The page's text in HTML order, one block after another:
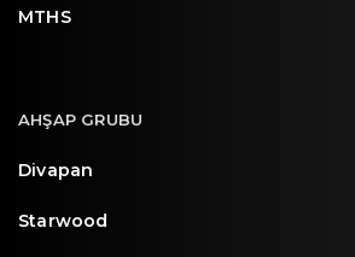
MTHS
AHŞAP GRUBU
Divapan
Starwood